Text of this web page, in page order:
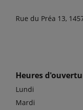
Rue du Préa 13,
Heures
Lundi
Mardi